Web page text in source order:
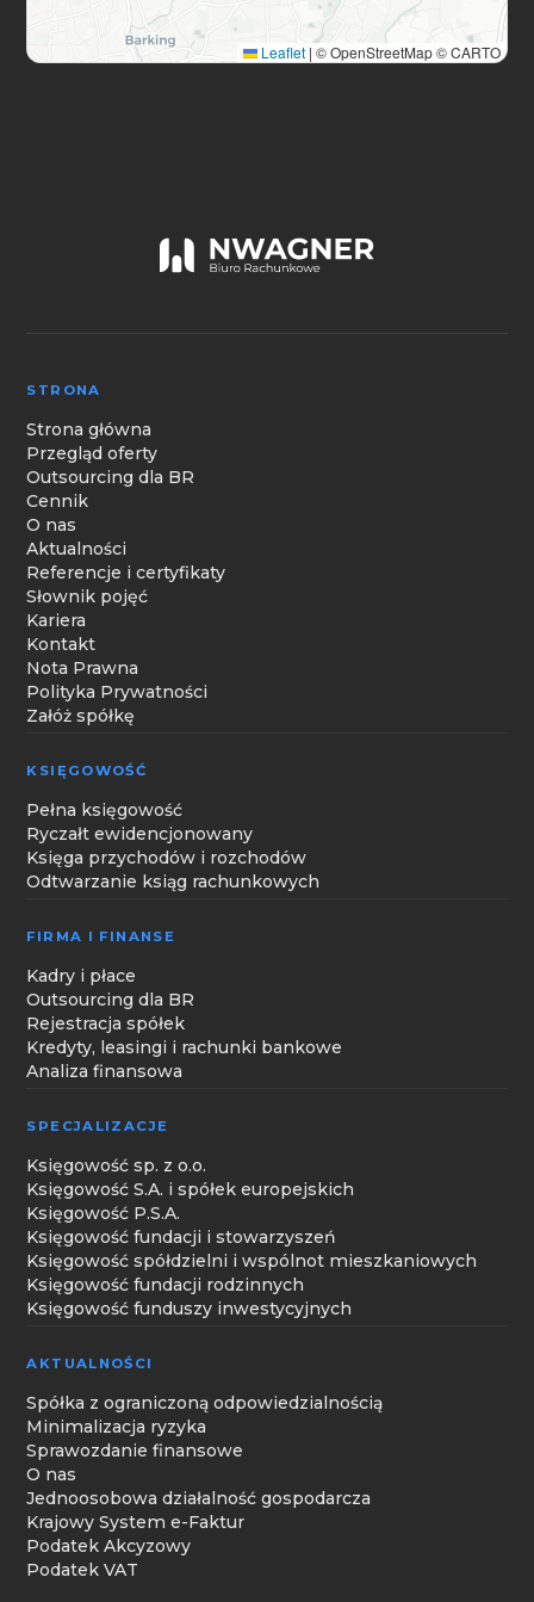
Leaflet | © OpenStreetMap © CARTO
STRONA
Strona główna
Przegląd oferty
Outsourcing dla BR
Cennik
O nas
Aktualności
Referencje i certyfikaty
Słownik pojęć
Kariera
Kontakt
Nota Prawna
Polityka Prywatności
Załóż spółkę
KSIĘGOWOŚĆ
Pełna księgowość
Ryczałt ewidencjonowany
Księga przychodów i rozchodów
Odtwarzanie ksiąg rachunkowych
FIRMA I FINANSE
Kadry i płace
Outsourcing dla BR
Rejestracja spółek
Kredyty, leasingi i rachunki bankowe
Analiza finansowa
SPECJALIZACJE
Księgowość sp. z o.o.
Księgowość S.A. i spółek europejskich
Księgowość P.S.A.
Księgowość fundacji i stowarzyszeń
Księgowość spółdzielni i wspólnot mieszkaniowych
Księgowość fundacji rodzinnych
Księgowość funduszy inwestycyjnych
AKTUALNOŚCI
Spółka z ograniczoną odpowiedzialnością
Minimalizacja ryzyka
Sprawozdanie finansowe
O nas
Jednoosobowa działalność gospodarcza
Krajowy System e-Faktur
Podatek Akcyzowy
Podatek VAT